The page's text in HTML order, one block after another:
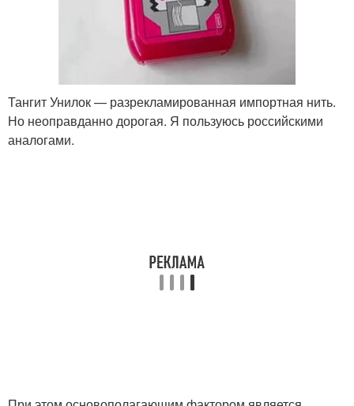
Тангит Унилок — разрекламированная импортная нить.
Но неоправданно дорогая. Я пользуюсь российскими
аналогами.